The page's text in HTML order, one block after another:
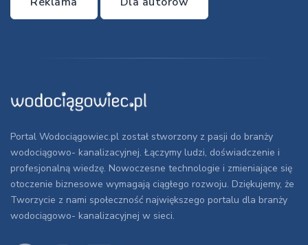
Portal Wodociągowiec.pl został stworzony z pasji do branży
wodociągowo- kanalizacyjnej. Łączymy ludzi, doświadczenie i
profesjonalną wiedzę. Nowoczesne technologie i zmieniające się
otoczenie biznesowe wymagają ciągłego rozwoju. Dziękujemy, że
Tworzycie z nami społeczność największego portalu dla branży
wodociągowo- kanalizacyjnej w sieci.